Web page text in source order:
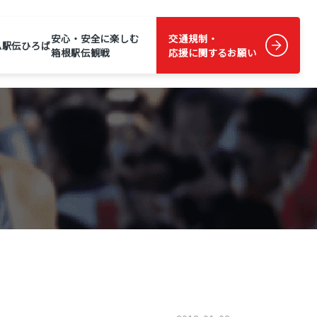
駅伝ひろば安心・安全に楽しむ
箱根駅伝観戦
交通規制・
応援に関するお願い